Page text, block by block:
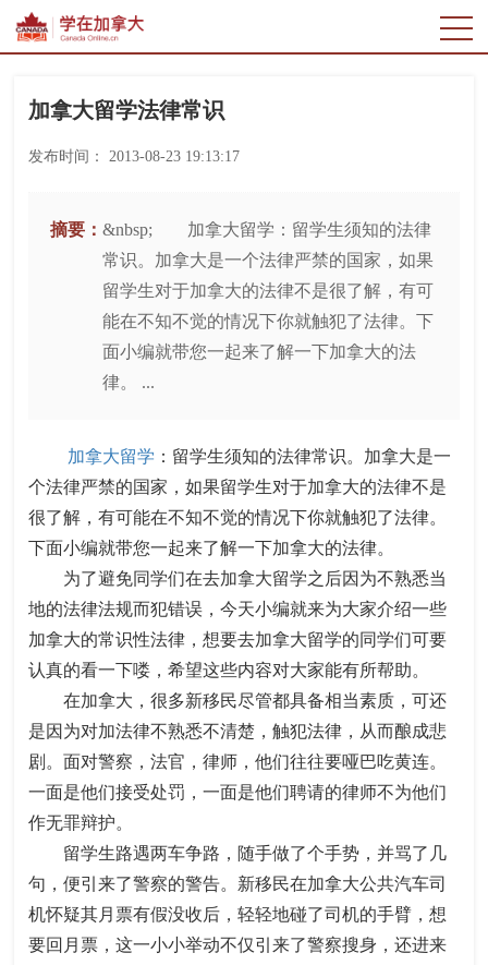
加拿大留学法律常识
发布时间： 2013-08-23 19:13:17
摘要：&nbsp; 加拿大留学：留学生须知的法律
常识。加拿大是一个法律严禁的国家，如果
留学生对于加拿大的法律不是很了解，有可
能在不知不觉的情况下你就触犯了法律。下
面小编就带您一起来了解一下加拿大的法
律。 ...
加拿大留学 ：留学生须知的法律常识。加拿大是一
个法律严禁的国家，如果留学生对于加拿大的法律不是
很了解，有可能在不知不觉的情况下你就触犯了法律。
下面小编就带您一起来了解一下加拿大的法律。
为了避免同学们在去加拿大留学之后因为不熟悉当
地的法律法规而犯错误，今天小编就来为大家介绍一些
加拿大的常识性法律，想要去加拿大留学的同学们可要
认真的看一下喽，希望这些内容对大家能有所帮助。
在加拿大，很多新移民尽管都具备相当素质，可还
是因为对加法律不熟悉不清楚，触犯法律，从而酿成悲
剧。面对警察，法官，律师，他们往往要哑巴吃黄连。
一面是他们接受处罚，一面是他们聘请的律师不为他们
作无罪辩护。
留学生路遇两车争路，随手做了个手势，并骂了几
句，便引来了警察的警告。新移民在加拿大公共汽车司
机怀疑其月票有假没收后，轻轻地碰了司机的手臂，想
要回月票，这一小小举动不仅引来了警察搜身，还进来